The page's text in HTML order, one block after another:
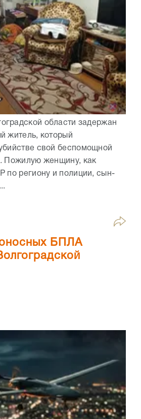
области задержан
житель, который
свой беспомощной
Пожилую женщину, как
по региону и полиции, сын-
БПЛА